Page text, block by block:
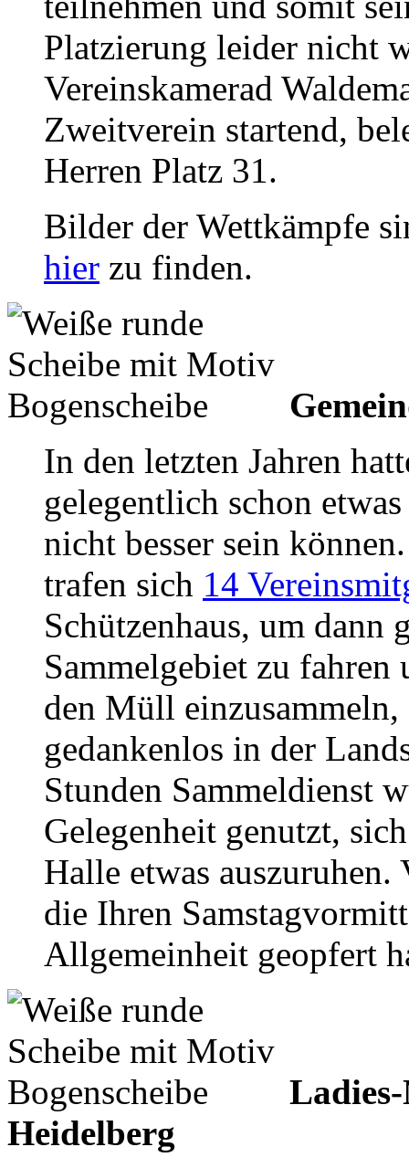
Platzierung leider nicht
Vereinskamerad
Zweitverein startend,
Herren Platz 31.
Bilder der Wettkämpfe
hier zu finden.
In den letzten Jahren
gelegentlich schon
nicht besser sein
trafen sich 14
Schützenhaus, um dann
Sammelgebiet zu
den Müll
gedankenlos in der
Stunden Sammeldienst
Gelegenheit genutzt,
Halle etwas
die Ihren
Allgemeinheit geopfert
Heidelberg